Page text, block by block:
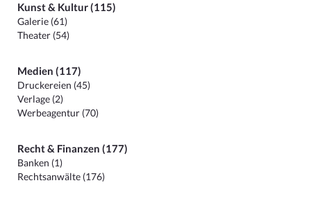
Kunst & Kultur (115)
Galerie (61)
Theater (54)
Medien (117)
Druckereien (45)
Verlage (2)
Werbeagentur (70)
Recht & Finanzen (177)
Banken (1)
Rechtsanwälte (176)